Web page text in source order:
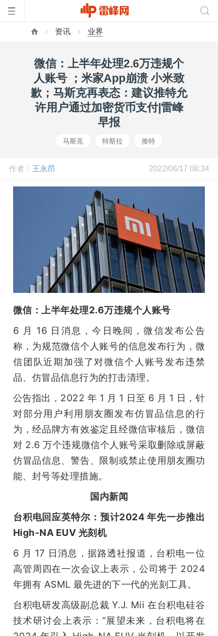
雷
活
动
心
GAIR
专
搞
资讯 业界
微信：上半年处理2.6万违规个
人账号 ；米家App崩溃 小米致
歉；马斯克再表态：建议推特允
许用户通过加密货币支付|雷峰
早报
马斯克 特斯拉 推特
作者： 王永昂 2022/06/17 08:34
微信：上半年处理2.6万违规个人账号
6 月 16 日消息，今日晚间，微信发布公告
称，为规范微信个人账号的信息发布行为，微
信团队近期加强了对微信个人账号发布违禁
品、仿冒品信息行为的打击清理。
公告指出，2022 年 1 月 1 日至 6 月 1 日，针
对部分用户利用朋友圈发布仿冒品信息的行
为，经品牌方有效鉴定且经微信审核后，微信
对 2.6 万个违规微信个人账号采取删除或屏蔽
仿冒品信息、警告、限制或禁止使用朋友圈功
能、封号等处理措施。
国内新闻
台积电回应英特尔：预计2024 年先一步推出
High-NA EUV 光刻机
6 月 17 日消息，据路透社报道，台积电一位
高管周四在一次会议上表示，公司将于 2024
年拥有 ASML 最先进的下一代的光刻工具。
台积电研发高级副总裁 Y.J. Mii 在台积电硅谷
技术研讨会上表示：“展望未来，台积电将在